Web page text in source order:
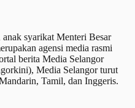
syarikat Menteri Besar
agensi media rasmi
berita Media Selangor
Media Selangor turut
Tamil, dan Inggeris.